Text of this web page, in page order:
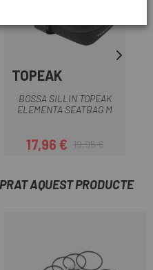
TOPEAK
BOSSA SILLIN TOPEAK
ELEMENTA SEATBAG M
Preu
17,96 €Preu regular
19,95 €
AQUEST PRODUCTE